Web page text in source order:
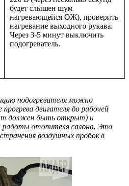
будет слышен шум
нагревающейся ОЖ), проверить
нагревание выходного рукава.
Через 3-5 минут выключить
подогреватель.
подогревателя можно
двигателя до рабочей
должен быть открыт) и
работы отопителя салона. Это
воздушных пробок в